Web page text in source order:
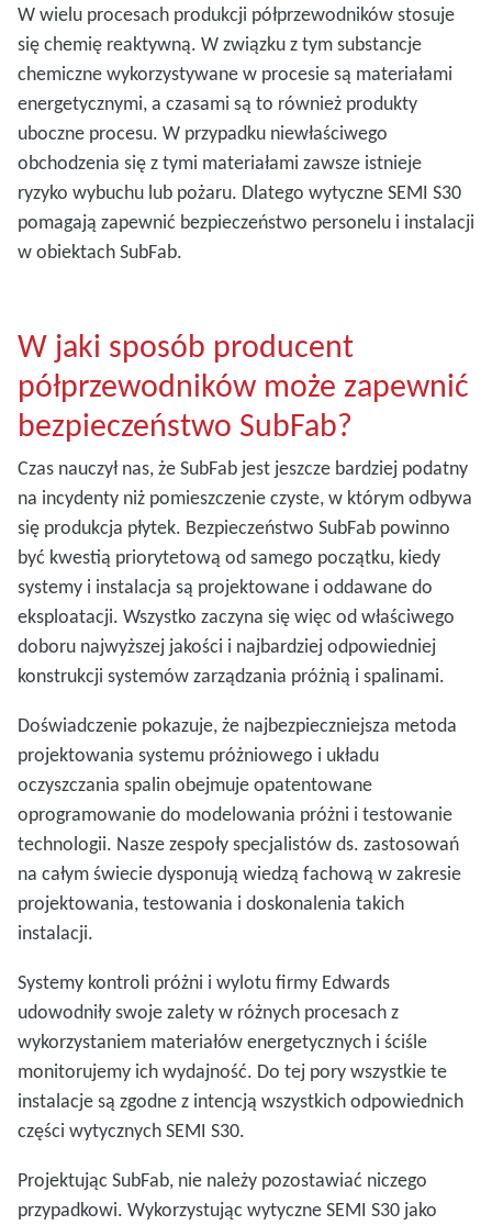
W wielu procesach produkcji półprzewodników stosuje
się chemię reaktywną. W związku z tym substancje
chemiczne wykorzystywane w procesie są materiałami
energetycznymi, a czasami są to również produkty
uboczne procesu. W przypadku niewłaściwego
obchodzenia się z tymi materiałami zawsze istnieje
ryzyko wybuchu lub pożaru. Dlatego wytyczne SEMI S30
pomagają zapewnić bezpieczeństwo personelu i instalacji
w obiektach SubFab.
W jaki sposób producent
półprzewodników może zapewnić
bezpieczeństwo SubFab?
Czas nauczył nas, że SubFab jest jeszcze bardziej podatny
na incydenty niż pomieszczenie czyste, w którym odbywa
się produkcja płytek. Bezpieczeństwo SubFab powinno
być kwestią priorytetową od samego początku, kiedy
systemy i instalacja są projektowane i oddawane do
eksploatacji. Wszystko zaczyna się więc od właściwego
doboru najwyższej jakości i najbardziej odpowiedniej
konstrukcji systemów zarządzania próżnią i spalinami.
Doświadczenie pokazuje, że najbezpieczniejsza metoda
projektowania systemu próżniowego i układu
oczyszczania spalin obejmuje opatentowane
oprogramowanie do modelowania próżni i testowanie
technologii. Nasze zespoły specjalistów ds. zastosowań
na całym świecie dysponują wiedzą fachową w zakresie
projektowania, testowania i doskonalenia takich
instalacji.
Systemy kontroli próżni i wylotu firmy Edwards
udowodniły swoje zalety w różnych procesach z
wykorzystaniem materiałów energetycznych i ściśle
monitorujemy ich wydajność. Do tej pory wszystkie te
instalacje są zgodne z intencją wszystkich odpowiednich
części wytycznych SEMI S30.
Projektując SubFab, nie należy pozostawiać niczego
przypadkowi. Wykorzystując wytyczne SEMI S30 jako